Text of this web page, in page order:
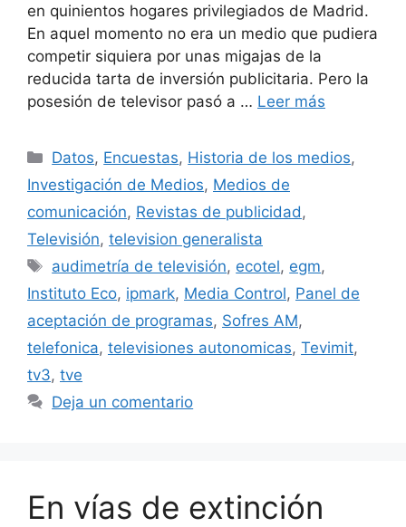
en quinientos hogares privilegiados de Madrid.
En aquel momento no era un medio que pudiera
competir siquiera por unas migajas de la
reducida tarta de inversión publicitaria. Pero la
posesión de televisor pasó a … Leer más
Categorías
Datos, Encuestas, Historia de los medios,
Investigación de Medios, Medios de
comunicación, Revistas de publicidad ,
Televisión, television generalista
Etiquetas
audimetría de televisión, ecotel, egm,
Instituto Eco, ipmark, Media Control, Panel de
aceptación de programas, Sofres AM,
telefonica, televisiones autonomicas, Tevimit,
tv3, tve
Deja un comentario
En vías de extinción